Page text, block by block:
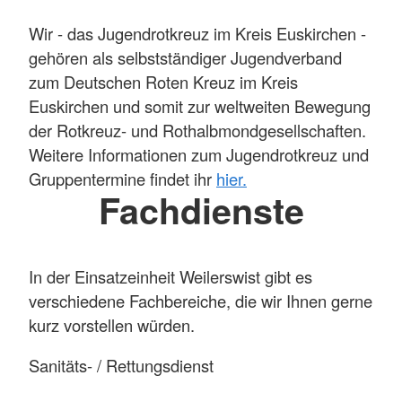
Wir - das Jugendrotkreuz im Kreis Euskirchen -
gehören als selbstständiger Jugendverband
zum Deutschen Roten Kreuz im Kreis
Euskirchen und somit zur weltweiten Bewegung
der Rotkreuz- und Rothalbmondgesellschaften.
Weitere Informationen zum Jugendrotkreuz und
Gruppentermine findet ihr hier.
Fachdienste
In der Einsatzeinheit Weilerswist gibt es
verschiedene Fachbereiche, die wir Ihnen gerne
kurz vorstellen würden.
Sanitäts- / Rettungsdienst